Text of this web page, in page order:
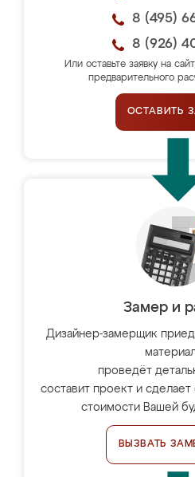
8 (495)
8 (926)
Или оставьте заявку на
предварительного
ОСТАВИТЬ
Замер и
Дизайнер-замерщик
проведёт
составит проект и сделает
стоимости Вашей
ВЫЗВАТЬ